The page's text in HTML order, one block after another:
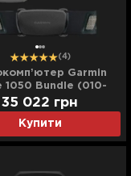
(4)
Garmin
1050 Bundle (010-
02890-21)
Купити
35 022 грн